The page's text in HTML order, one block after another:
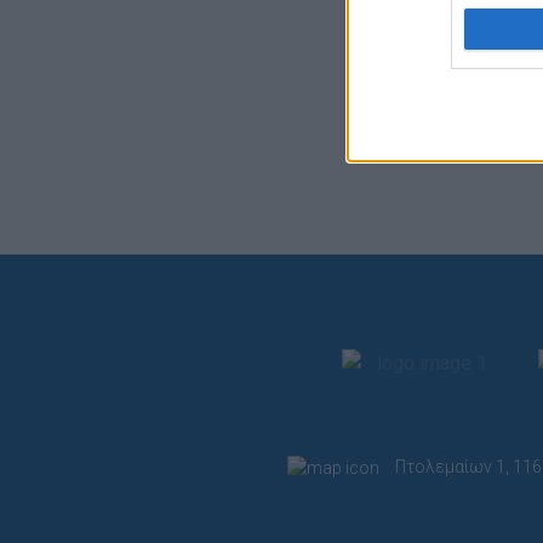
I want
web
I want
Πτολεμαίων 1,